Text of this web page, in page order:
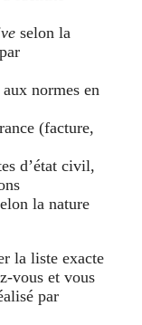
selon la
normes en
(facture,
d’état civil,
la nature
la liste exacte
vous et vous
par